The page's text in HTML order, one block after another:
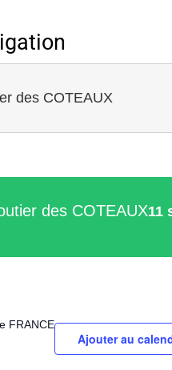
des COTEAUX
des COTEAUX11
FRANCE
Ajouter au